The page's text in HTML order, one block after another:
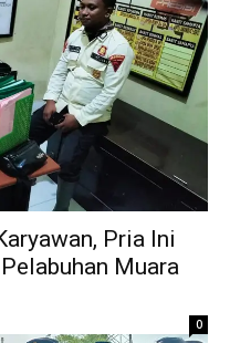
Pria Ini
Muara
0